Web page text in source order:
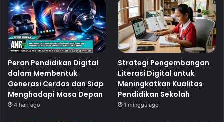
Peran Pendidikan Digital
dalam Membentuk
Generasi Cerdas dan Siap
Menghadapi Masa Depan
4 hari ago
Strategi Pengembangan
Literasi Digital untuk
Meningkatkan Kualitas
Pendidikan Sekolah
1 minggu ago